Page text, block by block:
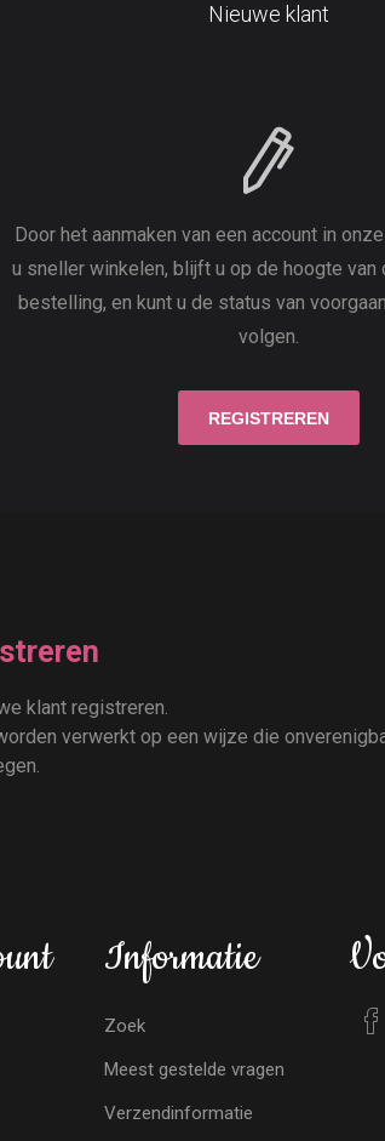
Nieuwe klant
Door het aanmaken van een account in
u sneller winkelen, blijft u op de hoogte van
bestelling, en kunt u de status van
volgen.
klant registreren.
verwerkt op een wijze die
Informatie
Zoek
Meest gestelde vragen
Verzendinformatie